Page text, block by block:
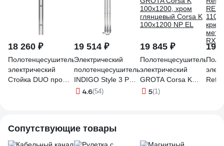
18 260 ₽
Полотенцесушитель
электрический
Стойка DUO проф
19 514 ₽
Электрический
полотенцесушитель
INDIGO Style 3 PRO
(electro) 120/13
полиров.)
LSPRE120-13Rt
4.6(54)
19 845 ₽
Полотенцесушитель
электрический
GROTA Corsa K
100x1200, хром
5(1)
19
Сопутствующие товары